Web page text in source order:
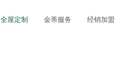
全屋定制 金蒂服务 经销加盟